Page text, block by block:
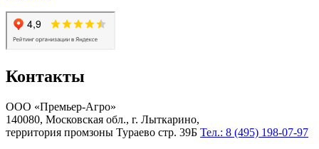
Контакты
ООО «Премьер-Агро»
140080, Московская обл., г. Лыткарино,
территория промзоны Тураево стр. 39Б Тел.: 8 (495) 198-07-97